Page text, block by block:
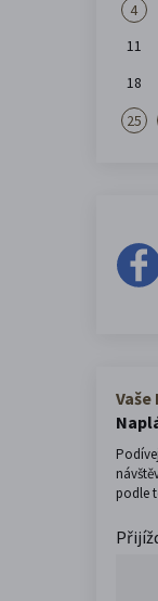
4
11
18
25
podle